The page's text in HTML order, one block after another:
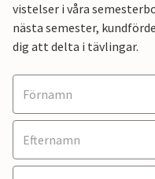
vistelser i våra
nästa semester,
dig att delta i tävlingar.